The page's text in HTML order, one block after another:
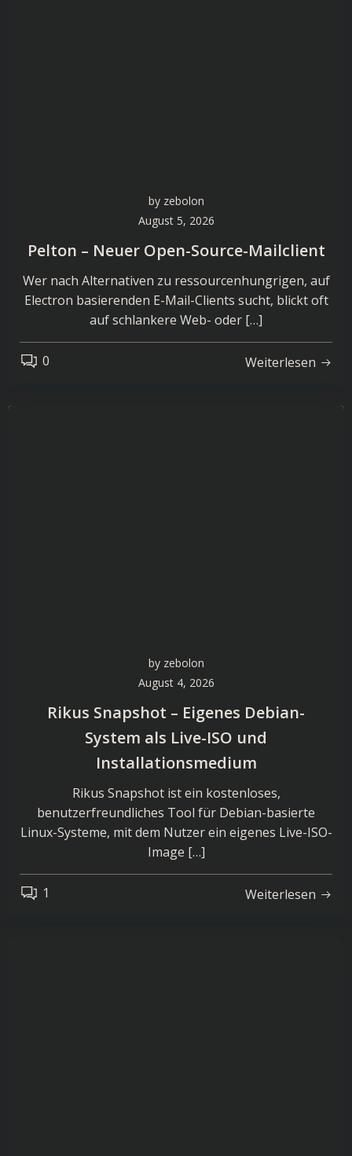
by zebolon
August 5, 2026
Pelton – Neuer Open-Source-Mailclient
Wer nach Alternativen zu ressourcenhungrigen, auf
Electron basierenden E-Mail-Clients sucht, blickt oft
auf schlankere Web- oder […]
0 Weiterlesen
by zebolon
August 4, 2026
Rikus Snapshot – Eigenes Debian-
System als Live-ISO und
Installationsmedium
Rikus Snapshot ist ein kostenloses,
benutzerfreundliches Tool für Debian-basierte
Linux-Systeme, mit dem Nutzer ein eigenes Live-ISO-
Image […]
1 Weiterlesen